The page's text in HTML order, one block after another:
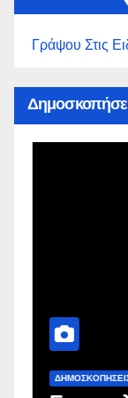
Γράψου Στις